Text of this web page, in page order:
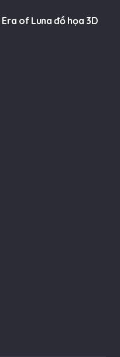
Era of Luna đồ họa 3D